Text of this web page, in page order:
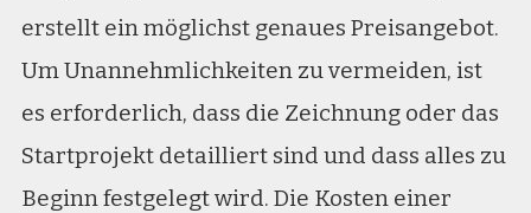
erstellt ein möglichst genaues Preisangebot.
Um Unannehmlichkeiten zu vermeiden, ist
es erforderlich, dass die Zeichnung oder das
Startprojekt detailliert sind und dass alles zu
Beginn festgelegt wird. Die Kosten einer